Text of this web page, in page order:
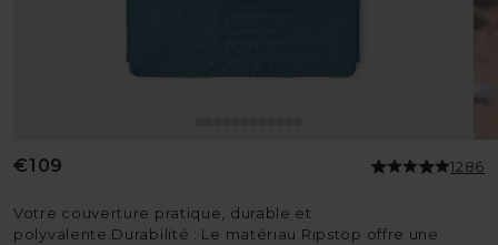
Prix
€109 1286
Votre couverture pratique, durable et
polyvalente.Durabilité : Le matériau Ripstop offre une